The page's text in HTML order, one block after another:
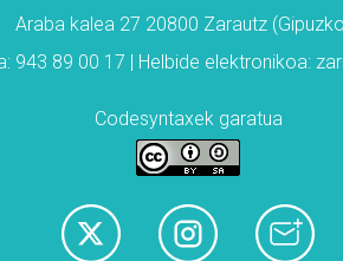
Araba kalea 27 20800 Zarautz
943 89 00 17 | Helbide elektronikoa:
Codesyntaxek garatua